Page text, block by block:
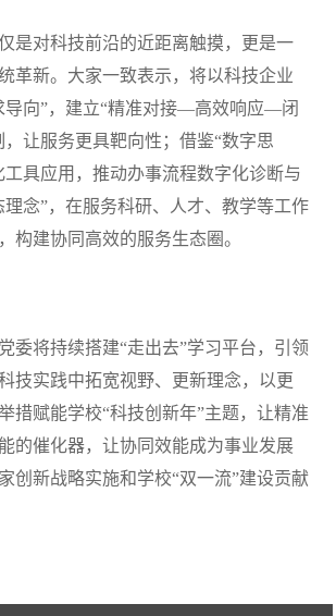
是对科技前沿的近距离触摸，更是一
革新。大家一致表示，将以科技企业
导向”，建立“精准对接—高效响应—闭
让服务更具靶向性；借鉴“数字思
工具应用，推动办事流程数字化诊断与
理念”，在服务科研、人才、教学等工作
构建协同高效的服务生态圈。
委将持续搭建“走出去”学习平台，引领
技实践中拓宽视野、更新理念，以更
措赋能学校“科技创新年”主题，让精准
的催化器，让协同效能成为事业发展
创新战略实施和学校“双一流”建设贡献